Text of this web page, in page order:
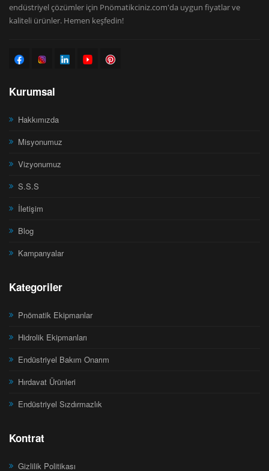
endüstriyel çözümler için Pnömatikciniz.com'da uygun fiyatlar ve
kaliteli ürünler. Hemen keşfedin!
Kurumsal
Hakkımızda
Misyonumuz
Vizyonumuz
S.S.S
İletişim
Blog
Kampanyalar
Kategoriler
Pnömatik Ekipmanlar
Hidrolik Ekipmanları
Endüstriyel Bakım Onarım
Hırdavat Ürünleri
Endüstriyel Sızdırmazlık
Kontrat
Gizlilik Politikası